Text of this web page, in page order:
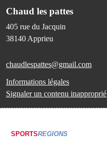
Chaud les pattes
405 rue du Jacquin
38140Apprieu
chaudlespattes@gmail.com
Informations légales
Signaler un contenu inapproprié
SPORTSREGIONS